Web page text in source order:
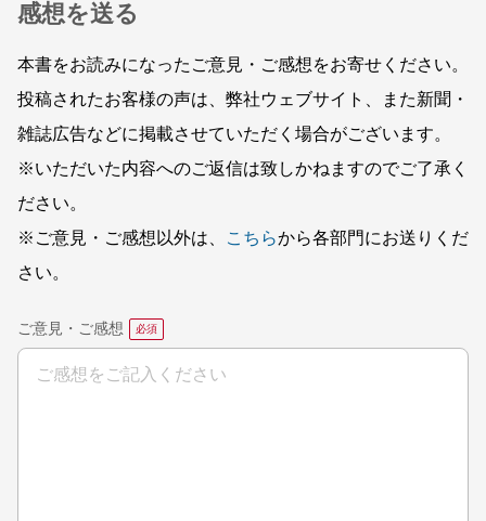
感想を送る
本書をお読みになったご意見・ご感想をお寄せください。
投稿されたお客様の声は、弊社ウェブサイト、また新聞・
雑誌広告などに掲載させていただく場合がございます。
※いただいた内容へのご返信は致しかねますのでご了承く
ださい。
※ご意見・ご感想以外は、
こちらから各部門にお送りくだ
さい。
ご意見・ご感想